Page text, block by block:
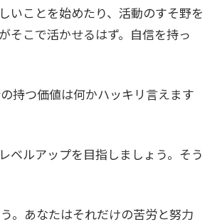
いことを始めたり、活動のすそ野を
そこで活かせるはず。自信を持っ
持つ価値は何かハッキリ言えます
ベルアップを目指しましょう。そう
。あなたはそれだけの苦労と努力